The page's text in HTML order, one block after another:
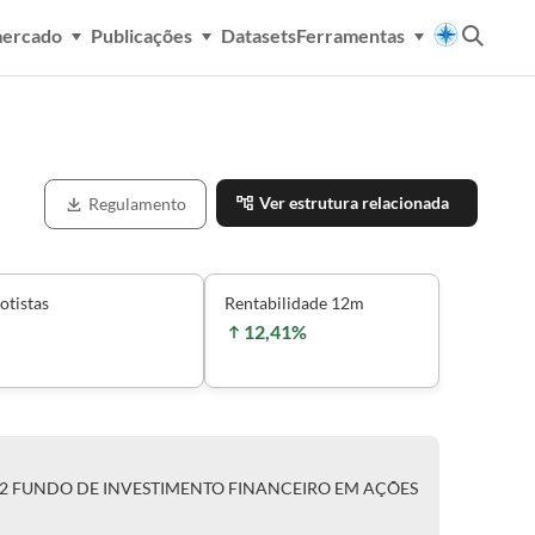
Publicações DatasetsFerramentas
Regulamento Ver estrutura relacionada
Rentabilidade 12m
12,41%
FUNDO DE INVESTIMENTO FINANCEIRO EM AÇÕES